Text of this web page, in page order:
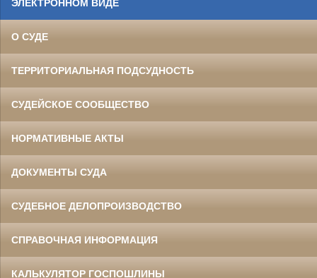
ЭЛЕКТРОННОМ ВИДЕ
О СУДЕ
ТЕРРИТОРИАЛЬНАЯ ПОДСУДНОСТЬ
СУДЕЙСКОЕ СООБЩЕСТВО
НОРМАТИВНЫЕ АКТЫ
ДОКУМЕНТЫ СУДА
СУДЕБНОЕ ДЕЛОПРОИЗВОДСТВО
СПРАВОЧНАЯ ИНФОРМАЦИЯ
КАЛЬКУЛЯТОР ГОСПОШЛИНЫ